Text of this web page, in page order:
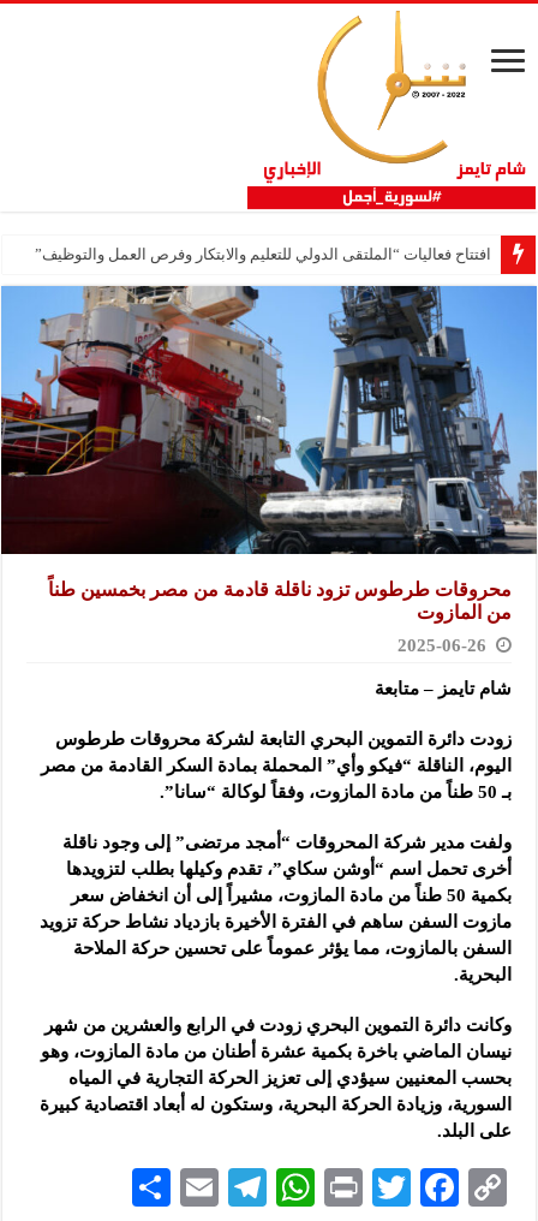
افتتاح فعاليات “الملتقى الدولي للتعليم والابتكار وفرص العمل والتوظيف”
محروقات طرطوس تزود ناقلة قادمة من مصر بخمسين طناً
من المازوت
2025-06-26
شام تايمز – متابعة
زودت دائرة التموين البحري التابعة لشركة محروقات طرطوس
اليوم،
الناقلة “فيكو وأي” المحملة بمادة السكر القادمة من مصر
بـ 50 طناً من مادة المازوت، وفقاً لوكالة “سانا”.
ولفت مدير شركة المحروقات “أمجد مرتضى” إلى وجود ناقلة
أخرى تحمل اسم “أوشن سكاي”، تقدم وكيلها بطلب لتزويدها
بكمية 50 طناً من مادة المازوت، مشيراً إلى أن انخفاض سعر
مازوت السفن ساهم في الفترة الأخيرة بازدياد نشاط حركة تزويد
السفن بالمازوت، مما يؤثر عموماً على تحسين حركة الملاحة
البحرية.
وكانت دائرة التموين البحري زودت في الرابع والعشرين من شهر
نيسان الماضي باخرة بكمية عشرة أطنان من مادة المازوت، وهو
بحسب المعنيين سيؤدي إلى تعزيز الحركة التجارية في المياه
السورية، وزيادة الحركة البحرية، وستكون له أبعاد اقتصادية كبيرة
على البلد.
C
F
T
P
W
Te
E